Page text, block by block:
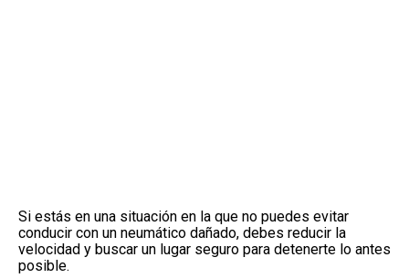
Si estás en una situación en la que no puedes evitar
conducir con un neumático dañado, debes reducir la
velocidad y buscar un lugar seguro para detenerte lo antes
posible.